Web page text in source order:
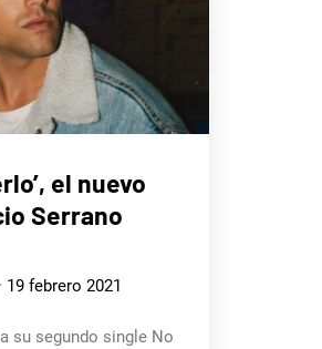
el nuevo
Serrano
19 febrero 2021
su segundo single No